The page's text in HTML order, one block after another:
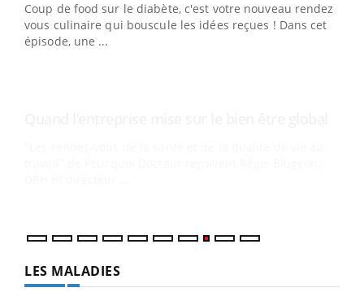
Coup de food sur le diabète, c'est votre nouveau rendez-
vous culinaire qui bouscule les idées reçues ! Dans cet
épisode, une ...
"Les rendez-vous de la santé et de la qualité de vie au
travail" de Pourquoi Docteur reçoivent Régis Blugeon,
DRH et directeur ...
LES MALADIES